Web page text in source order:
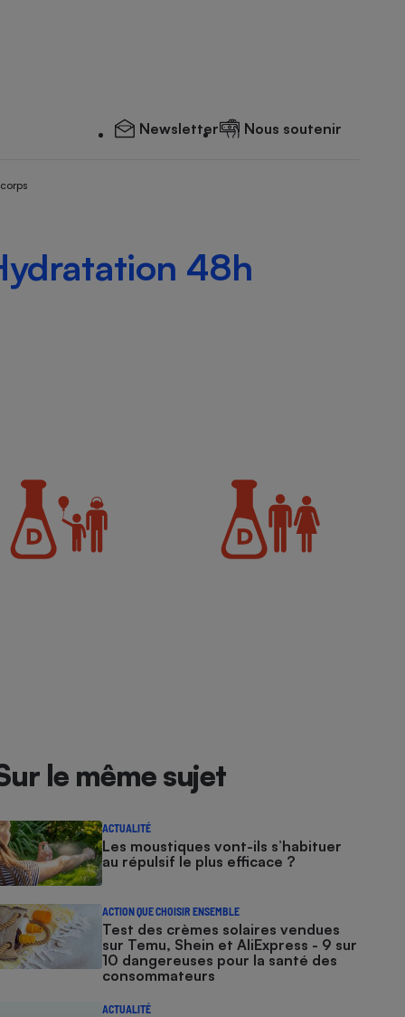
Newsletter Nous soutenir
48h
le même sujet
ACTUALITÉ
Les moustiques vont-ils s’habituer
au répulsif le plus efficace ?
ACTION QUE CHOISIR ENSEMBLE
Test des crèmes solaires vendues
sur Temu, Shein et AliExpress - 9 sur
10 dangereuses pour la santé des
consommateurs
ACTUALITÉ